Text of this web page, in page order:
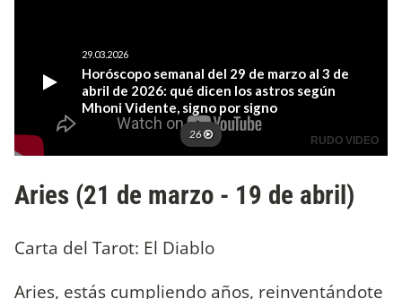
Aries (21 de marzo - 19 de abril)
Carta del Tarot: El Diablo
Aries, estás cumpliendo años, reinventándote